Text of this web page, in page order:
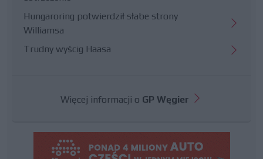
Hungaroring potwierdził słabe strony
Williamsa
Trudny wyścig Haasa
Więcej informacji o GP Węgier